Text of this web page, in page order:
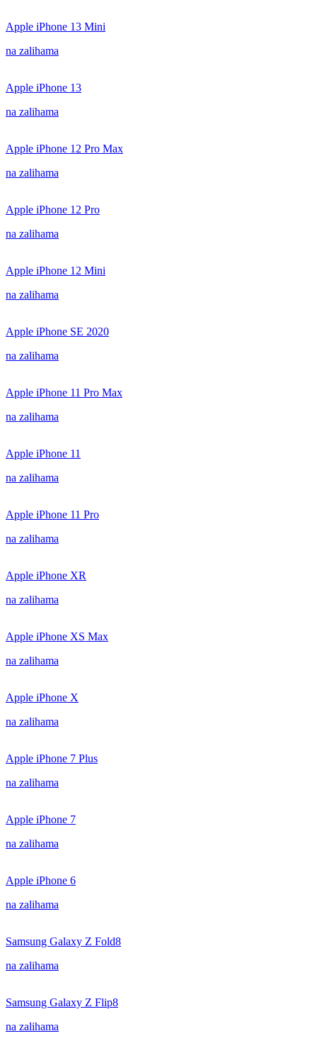
Apple iPhone 13 Mini
na zalihama
Apple iPhone 13
na zalihama
Apple iPhone 12 Pro Max
na zalihama
Apple iPhone 12 Pro
na zalihama
Apple iPhone 12 Mini
na zalihama
Apple iPhone SE 2020
na zalihama
Apple iPhone 11 Pro Max
na zalihama
Apple iPhone 11
na zalihama
Apple iPhone 11 Pro
na zalihama
Apple iPhone XR
na zalihama
Apple iPhone XS Max
na zalihama
Apple iPhone X
na zalihama
Apple iPhone 7 Plus
na zalihama
Apple iPhone 7
na zalihama
Apple iPhone 6
na zalihama
Samsung Galaxy Z Fold8
na zalihama
Samsung Galaxy Z Flip8
na zalihama